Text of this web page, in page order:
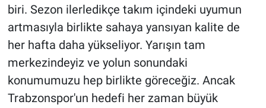
biri. Sezon ilerledikçe takım içindeki uyumun
artmasıyla birlikte sahaya yansıyan kalite de
her hafta daha yükseliyor. Yarışın tam
merkezindeyiz ve yolun sonundaki
konumumuzu hep birlikte göreceğiz. Ancak
Trabzonspor'un hedefi her zaman büyük